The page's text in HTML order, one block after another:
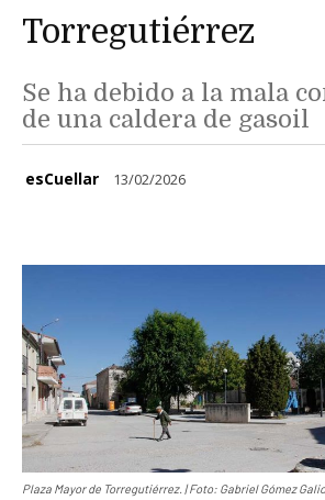
Torregutiérrez
Se ha debido a la mala
de una caldera de gasoil
esCuellar 13/02/2026
Plaza Mayor de Torregutiérrez. | Foto: Gabriel Gómez